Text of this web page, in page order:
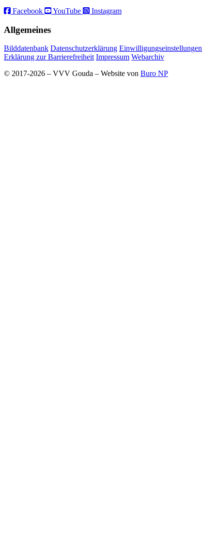
Facebook
YouTube Instagram
Allgemeines
Bilddatenbank Datenschutzerklärung Einwilligungseinstellungen
Erklärung zur Barrierefreiheit Impressum Webarchiv
© 2017-2026 – VVV Gouda – Website von Buro NP